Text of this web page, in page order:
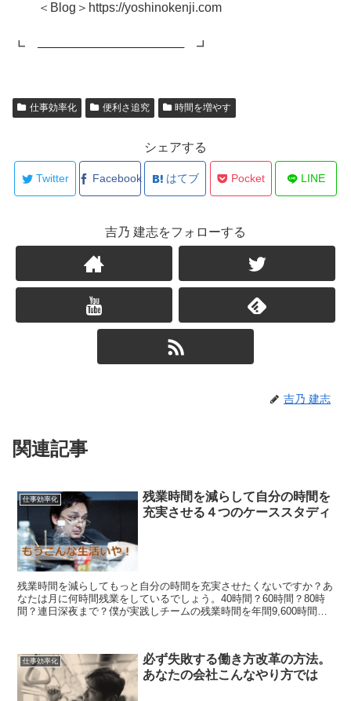
＜Blog＞https://yoshinokenji.com
┗ ───────────────── ┛
仕事効率化 便利さ追究 時間を増やす
シェアする
Twitter Facebook はてブ Pocket LINE
吉乃 建志をフォローする
吉乃 建志
関連記事
仕事効率化
残業時間を減らして自分の時間を
充実させる４つのケーススタディ
残業時間を減らしてもっと自分の時間を充実させたくないですか？あ
なたは月に何時間残業をしているでしょう。40時間？60時間？80時
間？連日深夜まで？僕が実践しチームの残業時間を年間9,600時間減
仕事効率化
必ず失敗する働き方改革の方法。
あなたの会社こんなやり方では